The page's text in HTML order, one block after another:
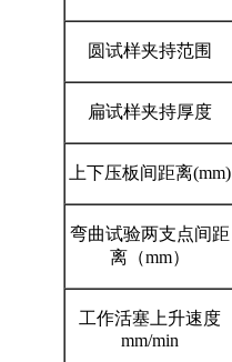
圆试样夹持范围
扁试样夹持厚度
上下压板间距离(mm)
弯曲试验两支点间距
离（mm）
工作活塞上升速度
mm/min